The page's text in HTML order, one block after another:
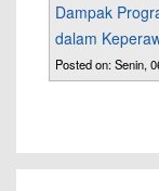
Dampak
dalam
Posted on: Senin,